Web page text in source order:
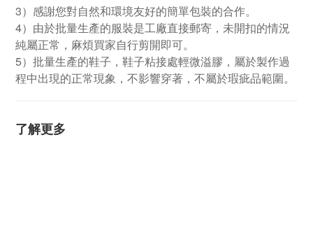
3）感謝您對自然和環境友好的簡單包裝的合作。
4）由於批量生產的服裝是工廠直接郵寄，未開扣的情況
純屬正常，麻煩買家自行剪開即可。
5）批量生產的鞋子，鞋子粘接處輕微溢膠，屬於製作過
程中出現的正常現象，不影響穿著，不屬於瑕疵品範圍。
了解更多